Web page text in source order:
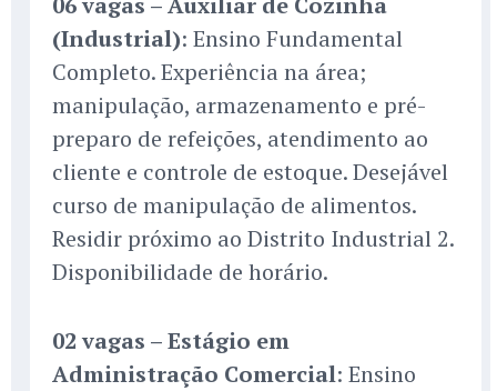
(Industrial): Ensino Fundamental
Completo. Experiência na área;
manipulação, armazenamento e pré-
preparo de refeições, atendimento ao
cliente e controle de estoque. Desejável
curso de manipulação de alimentos.
Residir próximo ao Distrito Industrial 2.
Disponibilidade de horário.
02 vagas – Estágio em
Administração Comercial: Ensino